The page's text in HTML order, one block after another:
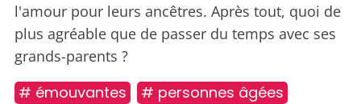
l'amour pour leurs ancêtres. Après tout, quoi de
plus agréable que de passer du temps avec ses
grands-parents ?
# émouvantes
# personnes âgées